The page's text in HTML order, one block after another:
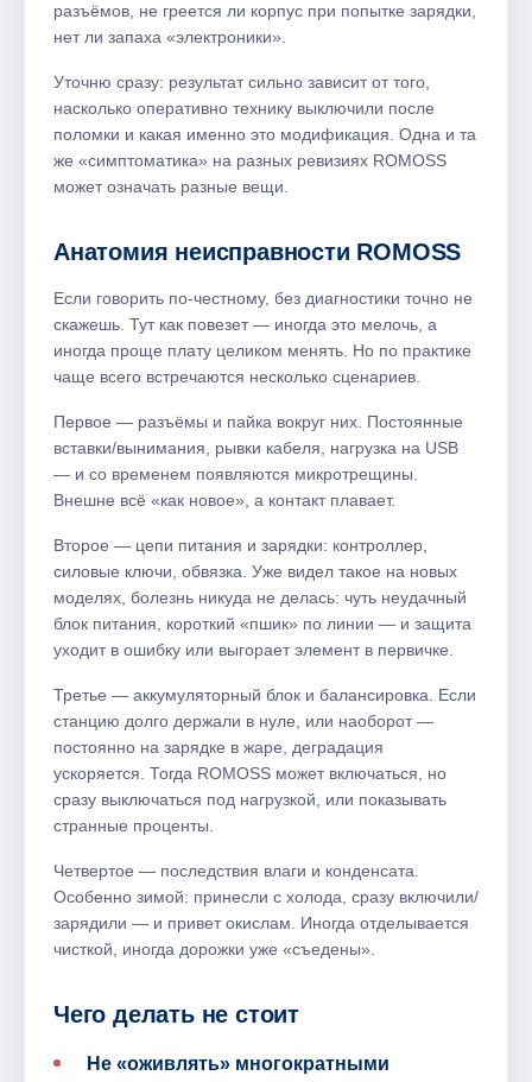
разъёмов, не греется ли корпус при попытке зарядки,
нет ли запаха «электроники».
Уточню сразу: результат сильно зависит от того,
насколько оперативно технику выключили после
поломки и какая именно это модификация. Одна и та
же «симптоматика» на разных ревизиях ROMOSS
может означать разные вещи.
Анатомия неисправности ROMOSS
Если говорить по-честному, без диагностики точно не
скажешь. Тут как повезет — иногда это мелочь, а
иногда проще плату целиком менять. Но по практике
чаще всего встречаются несколько сценариев.
Первое — разъёмы и пайка вокруг них. Постоянные
вставки/вынимания, рывки кабеля, нагрузка на USB
— и со временем появляются микротрещины.
Внешне всё «как новое», а контакт плавает.
Второе — цепи питания и зарядки: контроллер,
силовые ключи, обвязка. Уже видел такое на новых
моделях, болезнь никуда не делась: чуть неудачный
блок питания, короткий «пшик» по линии — и защита
уходит в ошибку или выгорает элемент в первичке.
Третье — аккумуляторный блок и балансировка. Если
станцию долго держали в нуле, или наоборот —
постоянно на зарядке в жаре, деградация
ускоряется. Тогда ROMOSS может включаться, но
сразу выключаться под нагрузкой, или показывать
странные проценты.
Четвертое — последствия влаги и конденсата.
Особенно зимой: принесли с холода, сразу включили/
зарядили — и привет окислам. Иногда отделывается
чисткой, иногда дорожки уже «съедены».
Чего делать не стоит
Не «оживлять» многократными